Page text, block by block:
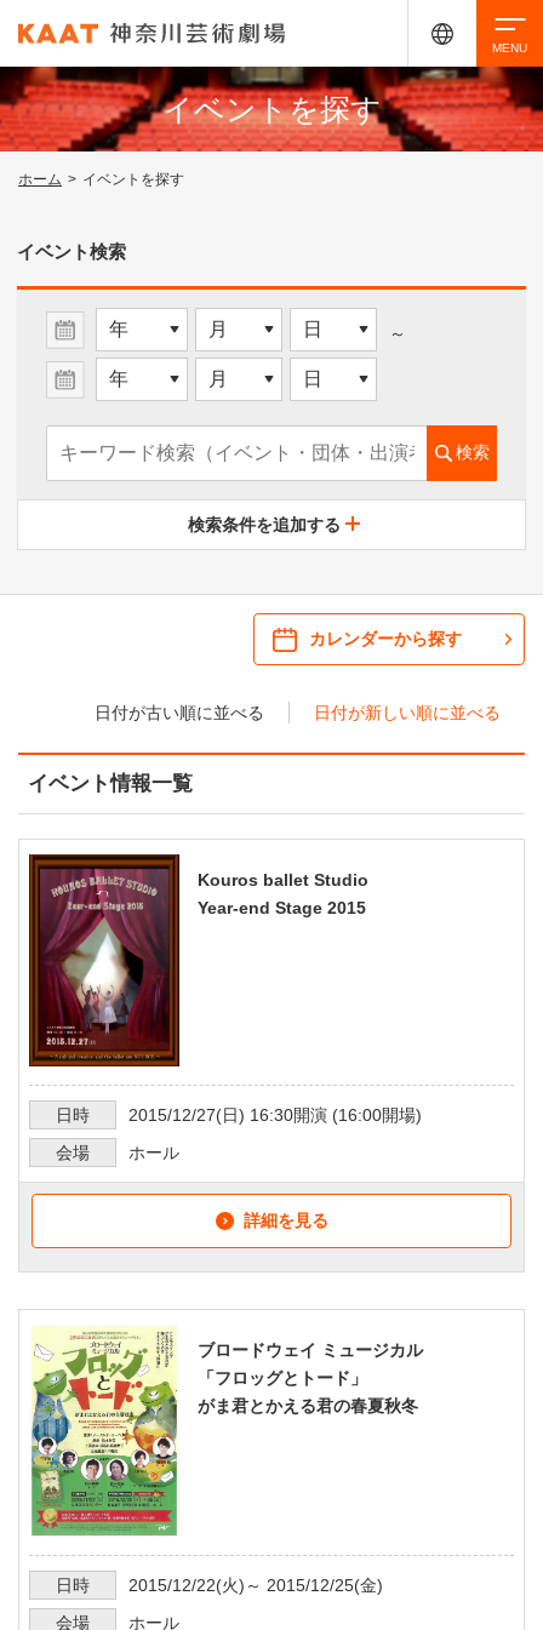
イベントを探す
・ イベント一覧
・ イベントカレンダー
・ 館内サービス・アクセシビリティ
・ 交通案内
・ よくある質問
KAATについて
・ ミッション
・ 芸術監督
・ 施設概要
・ フロアマップ
・ レストラン/カフェ
KAAT 神奈川芸術劇場
SNS
検索
イベントを探す
ホーム > イベントを探す
イベント検索
～
検索
検索条件を追加する
カレンダーから探す
日付が古い順に並べる 日付が新しい順に並べる
イベント情報一覧
Kouros ballet Studio
Year-end Stage 2015
日時 2015/12/27(日) 16:30開演 (16:00開場)
会場
ホール
詳細を見る
ブロードウェイ ミュージカル
「フロッグとトード」
がま君とかえる君の春夏秋冬
日時 2015/12/22(火)～ 2015/12/25(金)
会場
ホール